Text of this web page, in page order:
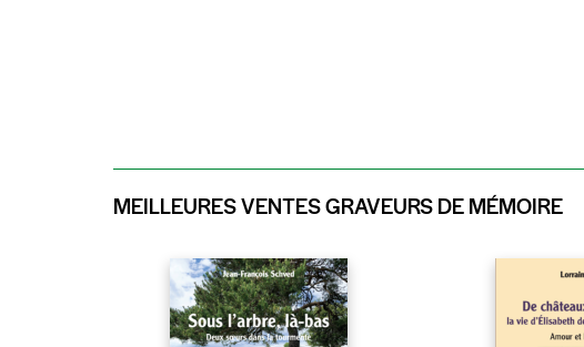
MEILLEURES VENTES GRAVEURS DE MÉMOIRE